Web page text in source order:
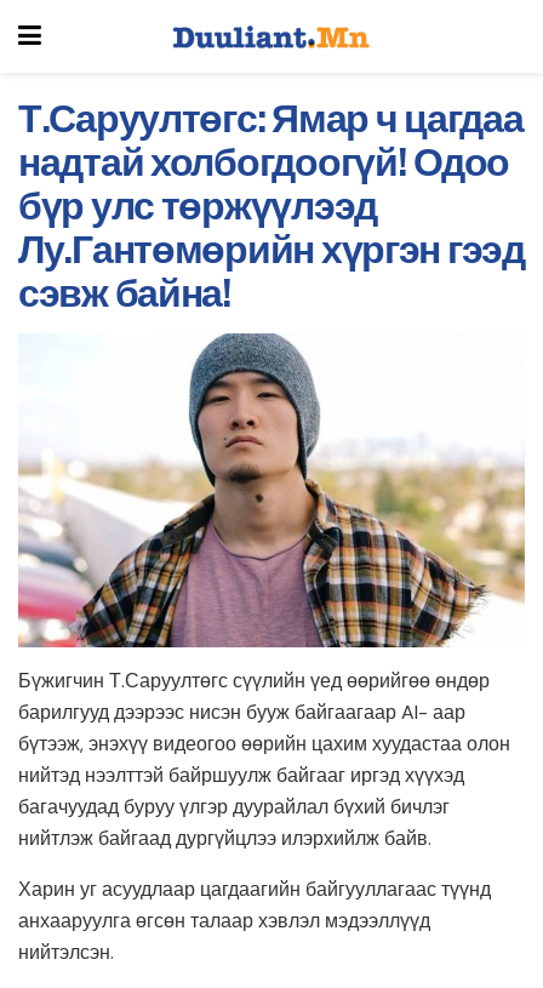
Т.Саруултөгс: Ямар ч цагдаа
надтай холбогдоогүй! Одоо
бүр улс төржүүлээд
Лу.Гантөмөрийн хүргэн гээд
сэвж байна!
Бүжигчин Т.Саруултөгс сүүлийн үед өөрийгөө өндөр
барилгууд дээрээс нисэн бууж байгаагаар AI- аар
бүтээж, энэхүү видеогоо өөрийн цахим хуудастаа олон
нийтэд нээлттэй байршуулж байгааг иргэд хүүхэд
багачуудад буруу үлгэр дуурайлал бүхий бичлэг
нийтлэж байгаад дургүйцлээ илэрхийлж байв.
Харин уг асуудлаар цагдаагийн байгууллагаас түүнд
анхааруулга өгсөн талаар хэвлэл мэдээллүүд
нийтэлсэн.